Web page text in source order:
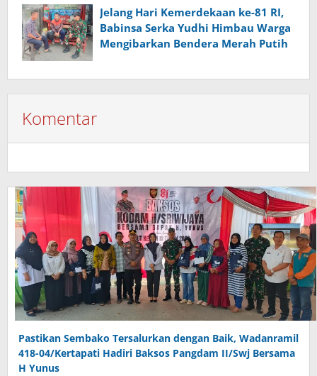
Jelang Hari Kemerdekaan ke-81 RI,
Babinsa Serka Yudhi Himbau Warga
Mengibarkan Bendera Merah Putih
Komentar
Pastikan Sembako Tersalurkan dengan Baik, Wadanramil
418-04/Kertapati Hadiri Baksos Pangdam II/Swj Bersama
H Yunus